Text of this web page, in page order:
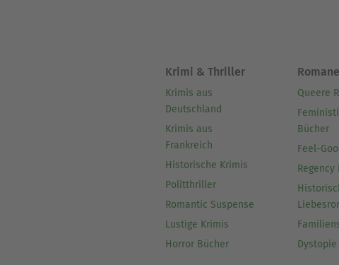
Krimi & Thriller
Krimis aus
Deutschland
Krimis aus
Frankreich
Historische Krimis
Politthriller
Romantic Suspense
Lustige Krimis
Horror Bücher
Queere
Bücher
Feel-
Regency